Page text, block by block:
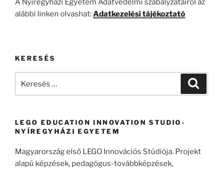
A Nyíregyházi Egyetem Adatvédelmi szabályzatairól az
alábbi linken olvashat:Adatkezelési tájékoztató
KERESÉS
LEGO EDUCATION INNOVATION STUDIO-
NYÍREGYHÁZI EGYETEM
Magyarország első LEGO Innovációs Stúdiója. Projekt
alapú képzések, pedagógus-továbbképzések,